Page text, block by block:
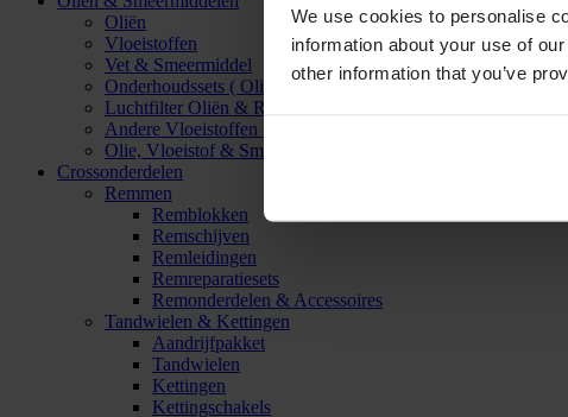
We use cookies to personalise
information about your use of
other information that you’ve
Oliën
Vloeistoffen
Vet & Smeermiddel
Onderhoudssets ( Olie & Filter)
Luchtfilter Oliën & Reinigers
Andere Vloeistoffen & Smeermiddelen
Olie, Vloeistof & Smeermiddel Accessoires
Crossonderdelen
Remmen
Remblokken
Remschijven
Remleidingen
Remreparatiesets
Remonderdelen & Accessoires
Tandwielen & Kettingen
Aandrijfpakket
Tandwielen
Kettingen
Kettingschakels